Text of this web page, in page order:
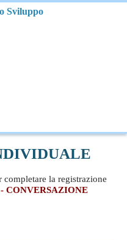
la registrazione
CONVERSAZIONE